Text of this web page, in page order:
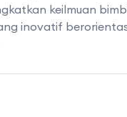
keilmuan
inovatif